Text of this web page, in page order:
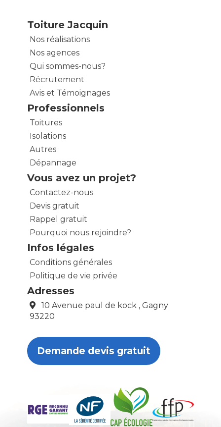
Toiture Jacquin
Nos réalisations
Nos agences
Qui sommes-nous?
Récrutement
Avis et Témoignages
Professionnels
Toitures
Isolations
Autres
Dépannage
Vous avez un projet?
Contactez-nous
Devis gratuit
Rappel gratuit
Pourquoi nous rejoindre?
Infos légales
Conditions générales
Politique de vie privée
Adresses
10 Avenue paul de kock , Gagny
93220
Demande devis gratuit